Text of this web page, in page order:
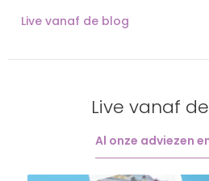
Live vanaf de blog
Live vanaf de
Al onze adviezen